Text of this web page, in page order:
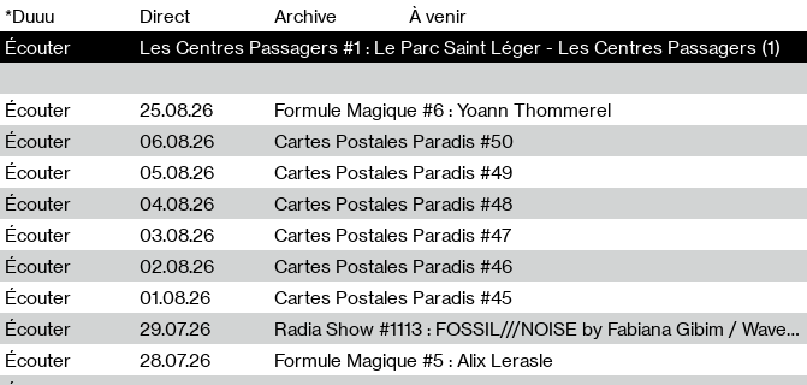
*Duuu Direct Archive À venir
Écouter
Les Centres Passagers #1 : Le Parc Saint Léger - Les Centres Passagers (1)
Écouter 25.08.26 Formule Magique #6 : Yoann Thommerel
Écouter
06.08.26 Cartes Postales Paradis #50
Écouter
05.08.26 Cartes Postales Paradis #49
Écouter
04.08.26 Cartes Postales Paradis #48
Écouter
03.08.26 Cartes Postales Paradis #47
Écouter
02.08.26 Cartes Postales Paradis #46
Écouter
01.08.26 Cartes Postales Paradis #45
Écouter
29.07.26 Radia Show #1113 : FOSSIL///NOISE by Fabiana Gibim / Wave Farm
Écouter
28.07.26 Formule Magique #5 : Alix Lerasle